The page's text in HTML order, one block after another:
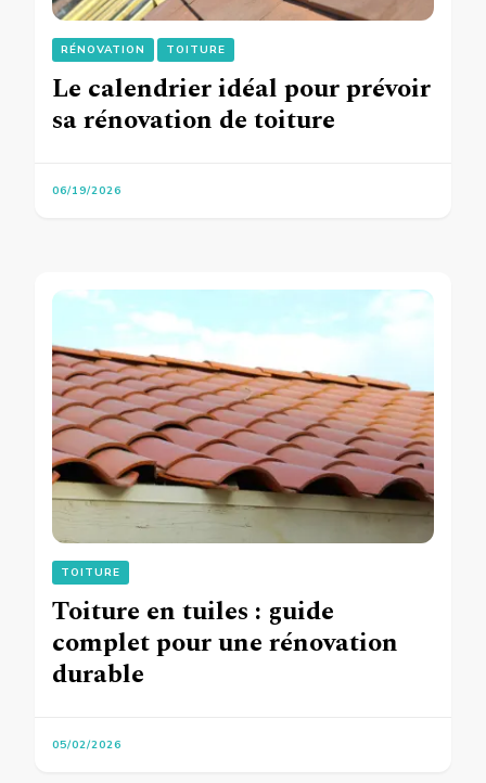
RÉNOVATION TOITURE
Le calendrier idéal pour prévoir
sa rénovation de toiture
06/19/2026
TOITURE
Toiture en tuiles : guide
complet pour une rénovation
durable
05/02/2026